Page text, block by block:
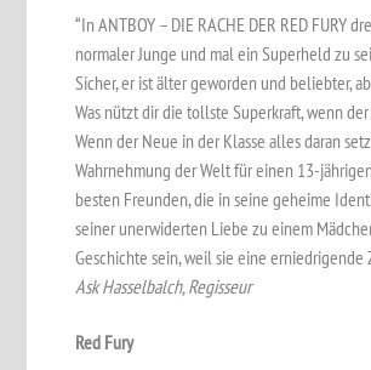
“In ANTBOY – DIE RACHE DER RED
normaler Junge und mal ein Superheld zu
Sicher, er ist älter geworden und beliebter,
Was nützt dir die tollste Superkraft, wenn
Wenn der Neue in der Klasse alles daran
Wahrnehmung der Welt für einen 13-
besten Freunden, die in seine geheime
seiner unerwiderten Liebe zu einem
Geschichte sein, weil sie eine
Ask Hasselbalch, Regisseur
Red Fury